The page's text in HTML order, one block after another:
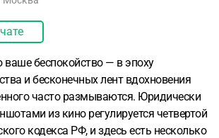
беспокойство — в эпоху
и бесконечных лент вдохновения
часто размываются. Юридически
из кино регулируется четвертой
кодекса РФ, и здесь есть несколько